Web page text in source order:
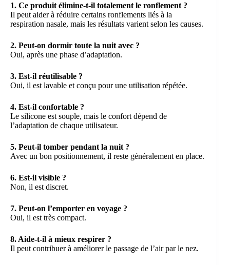
1. Ce produit élimine-t-il totalement le ronflement ?
Il peut aider à réduire certains ronflements liés à la
respiration nasale, mais les résultats varient selon les causes.
2. Peut-on dormir toute la nuit avec ?
Oui, après une phase d’adaptation.
3. Est-il réutilisable ?
Oui, il est lavable et conçu pour une utilisation répétée.
4. Est-il confortable ?
Le silicone est souple, mais le confort dépend de
l’adaptation de chaque utilisateur.
5. Peut-il tomber pendant la nuit ?
Avec un bon positionnement, il reste généralement en place.
6. Est-il visible ?
Non, il est discret.
7. Peut-on l’emporter en voyage ?
Oui, il est très compact.
8. Aide-t-il à mieux respirer ?
Il peut contribuer à améliorer le passage de l’air par le nez.